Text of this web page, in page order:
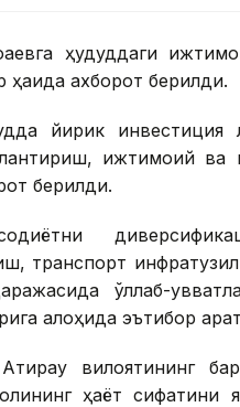
ҳудуддаги
ҳақида ахборот берилди.
йирик
ижтимоий ва
берилди.
транспорт
қўллаб-
алоҳида эътибор
вилоятининг
ҳаёт сифатини